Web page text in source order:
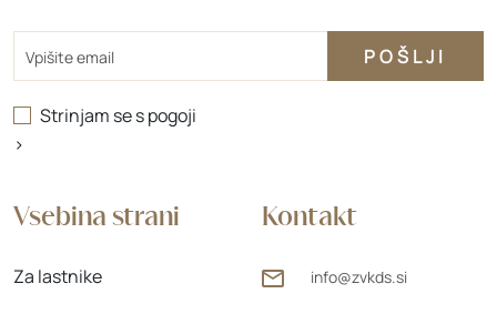
Kontakt
info@zvkds.si
Vsebina strani
Za lastnike
Strinjam se spogoji
>